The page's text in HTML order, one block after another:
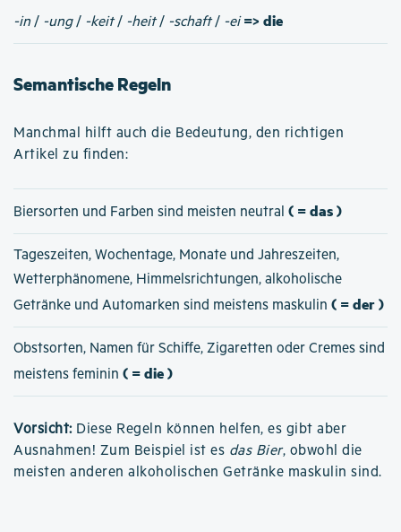
-in / -ung/ -keit/ -heit/ -schaft/ -ei => die
Semantische Regeln
Manchmal hilft auch die Bedeutung, den richtigen
Artikel zu finden:
Biersorten und Farben sind meisten neutral ( = das )
Tageszeiten, Wochentage, Monate und Jahreszeiten,
Wetterphänomene, Himmelsrichtungen, alkoholische
Getränke und Automarken sind meistens maskulin ( = der )
Obstsorten, Namen für Schiffe, Zigaretten oder Cremes sind
meistens feminin ( = die )
Vorsicht:Diese Regeln können helfen, es gibt aber
Ausnahmen! Zum Beispiel ist es das Bier, obwohl die
meisten anderen alkoholischen Getränke maskulin sind.